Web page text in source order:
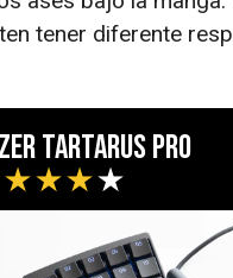
tener diferente
Tartarus Pro
★★★★